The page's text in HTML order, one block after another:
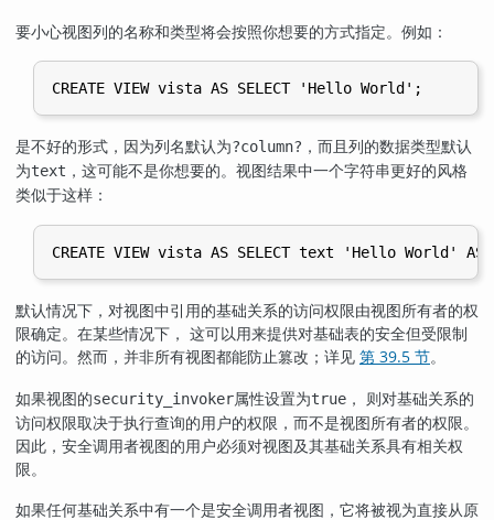
要小心视图列的名称和类型将会按照你想要的方式指定。例如：
是不好的形式，因为列名默认为?column? ，而且列的数据类型默认
为text ，这可能不是你想要的。视图结果中一个字符串更好的风格
类似于这样：
默认情况下，对视图中引用的基础关系的访问权限由视图所有者的权
限确定。在某些情况下， 这可以用来提供对基础表的安全但受限制
的访问。然而，并非所有视图都能防止篡改；详见 第 39.5 节。
如果视图的security_invoker属性设置为true ， 则对基础关系的
访问权限取决于执行查询的用户的权限，而不是视图所有者的权限。
因此，安全调用者视图的用户必须对视图及其基础关系具有相关权
限。
如果任何基础关系中有一个是安全调用者视图，它将被视为直接从原